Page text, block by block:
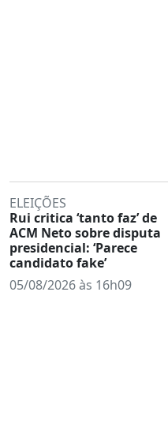
ELEIÇÕES
Rui critica ‘tanto faz’ de
ACM Neto sobre disputa
presidencial: ‘Parece
candidato fake’
05/08/2026 às 16h09